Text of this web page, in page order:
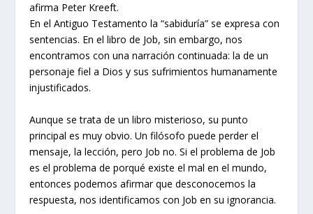
afirma Peter Kreeft.
En el Antiguo Testamento la “sabiduría” se expresa con
sentencias. En el libro de Job, sin embargo, nos
encontramos con una narración continuada: la de un
personaje fiel a Dios y sus sufrimientos humanamente
injustificados.
Aunque se trata de un libro misterioso, su punto
principal es muy obvio. Un filósofo puede perder el
mensaje, la lección, pero Job no. Si el problema de Job
es el problema de porqué existe el mal en el mundo,
entonces podemos afirmar que desconocemos la
respuesta, nos identificamos con Job en su ignorancia.